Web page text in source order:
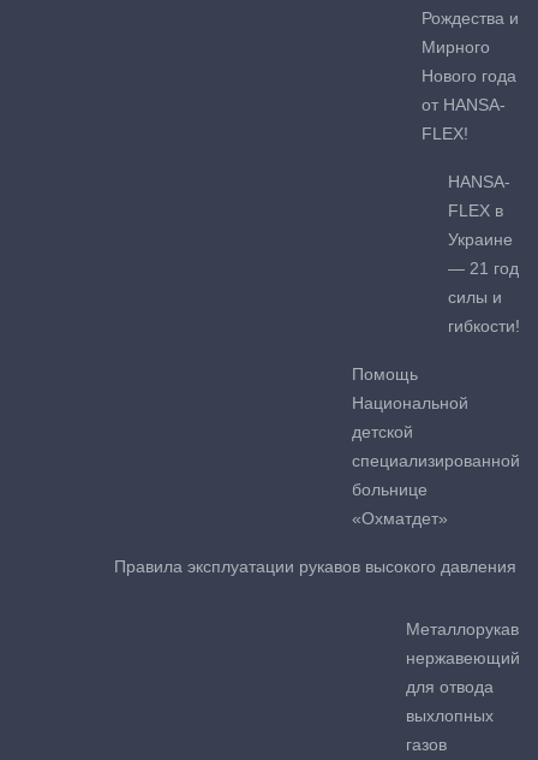
Рождества и
Мирного
Нового года
от HANSA-
FLEX!
HANSA-
FLEX в
Украине
— 21 год
силы и
гибкости!
Помощь
Национальной
детской
специализированной
больнице
«Охматдет»
Правила эксплуатации рукавов высокого давления
Металлорукав
нержавеющий
для отвода
выхлопных
газов